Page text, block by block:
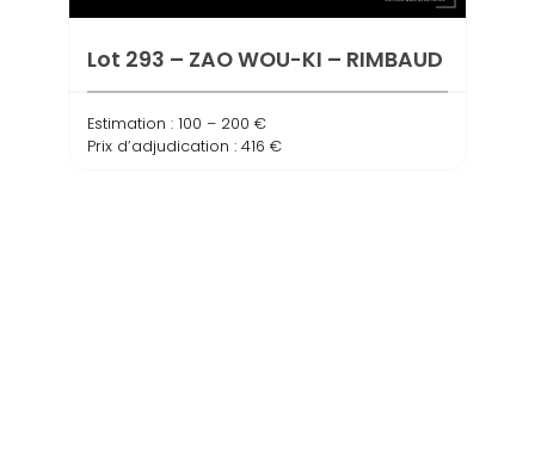
Lot 293 – ZAO WOU-KI – RIMBAUD
Estimation : 100 – 200 €
Prix d’adjudication : 416 €